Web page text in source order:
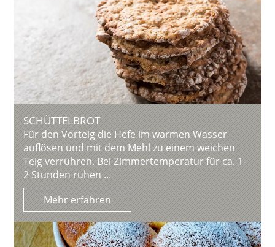
SCHÜTTELBROT
Für den Vorteig die Hefe im warmen Wasser
auflösen und mit dem Mehl zu einem weichen
Teig verrühren. Bei Zimmertemperatur für ca. 1-
2 Stunden ruhen ...
Mehr erfahren